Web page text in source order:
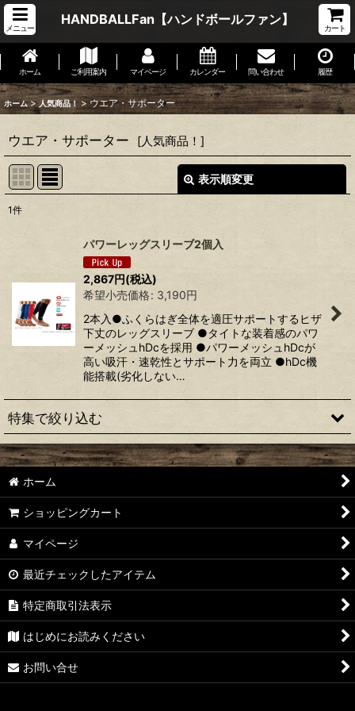
メニュー
HANDBALLFan【ハンドボールファン】
カート
ホーム ご利用案内 マイページ カレンダー 問い合わせ 履歴
ホーム > 人気商品！ > ウエア・サポーター
ウエア・サポーター [人気商品！ ]
表示順変更
絞り込む
1件
パワーレッグスリーブ2個入
2,867円(税込)
希望小売価格: 3,190円
2本入●ふくらはぎ全体を適圧サポートするヒザ
下丈のレッグスリーブ ●タイトな装着感のパワ
ーメッシュhDcを採用 ●パワーメッシュhDcが
高い吸汗・速乾性とサポート力を両立 ●hDc機
能搭載(劣化しない…
特集で絞り込む
ウエア・サポーター
審判グッズ
ボール
競技用品
バッグ
アクセサリー
トレーニング機器
ホーム
ショッピングカート
マイページ
最近チェックしたアイテム
特定商取引法表示
はじめにお読みください
お問い合せ